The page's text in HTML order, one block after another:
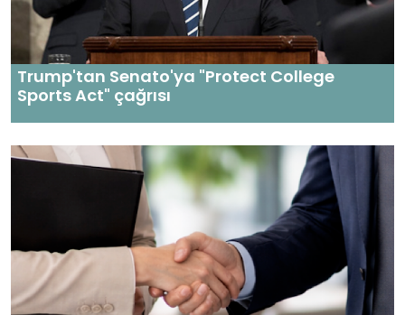
Trump'tan Senato'ya "Protect College
Sports Act" çağrısı